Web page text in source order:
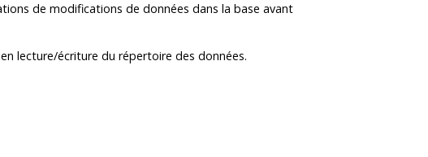
de modifications de données dans la base avant
lecture/écriture du répertoire des données.